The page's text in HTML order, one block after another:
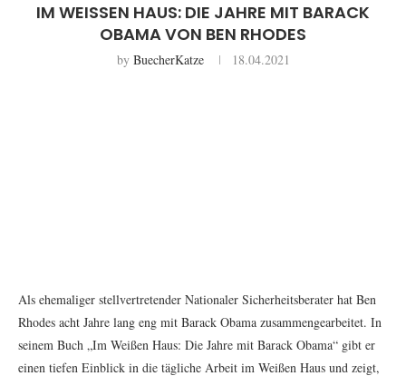
IM WEISSEN HAUS: DIE JAHRE MIT BARACK O
BAMA VON BEN RHODES
by BuecherKatze 18.04.2021
Als ehemaliger stellvertretender Nationaler Sicherheitsberater hat Ben
Rhodes acht Jahre lang eng mit Barack Obama zusammengearbeitet. In
seinem Buch „Im Weißen Haus: Die Jahre mit Barack Obama“ gibt er
einen tiefen Einblick in die tägliche Arbeit im Weißen Haus und zeigt,